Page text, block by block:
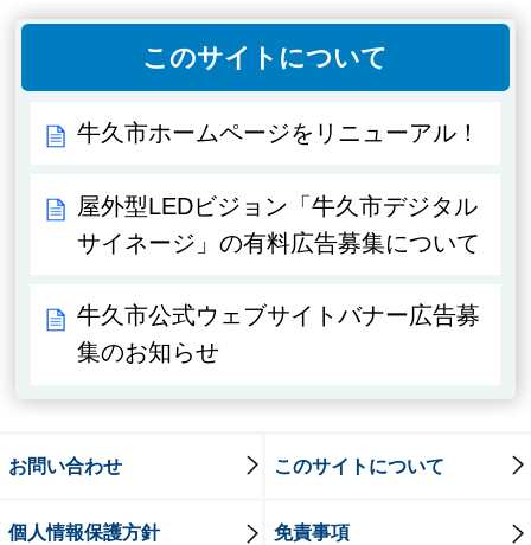
このサイトについて
牛久市ホームページをリニューアル！
屋外型LEDビジョン「牛久市デジタル
サイネージ」の有料広告募集について
牛久市公式ウェブサイトバナー広告募
集のお知らせ
お問い合わせ このサイトについて
個人情報保護方針 免責事項